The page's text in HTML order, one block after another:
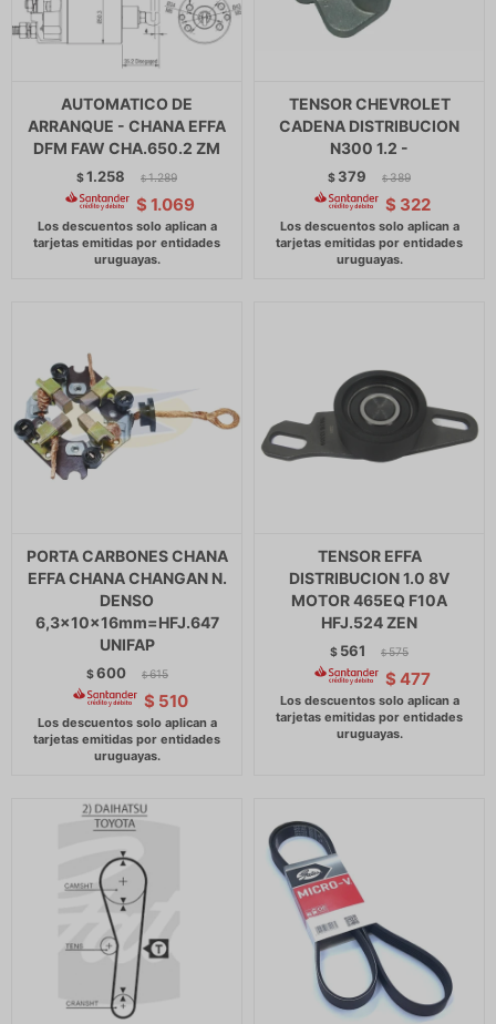
AUTOMATICO DE
ARRANQUE - CHANA EFFA
DFM FAW CHA.650.2 ZM
$1.258 $ 1.289
$ 1.069
TENSOR CHEVROLET
CADENA DISTRIBUCION
N300 1.2 -
$ 379 $ 389
$ 322
PORTA CARBONES CHANA
EFFA CHANA CHANGAN N.
DENSO
6,3x10x16mm=HFJ.647
UNIFAP
$600 $ 615
$ 510
TENSOR EFFA
DISTRIBUCION 1.0 8V
MOTOR 465EQ F10A
HFJ.524 ZEN
$ 561 $ 575
$ 477